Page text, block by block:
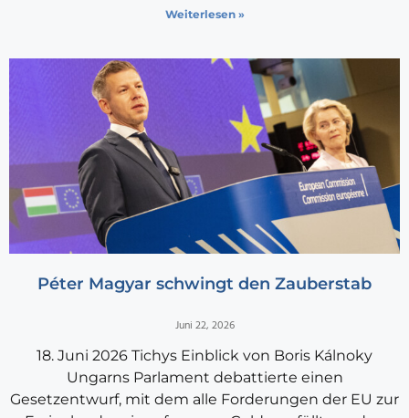
Weiterlesen »
Péter Magyar schwingt den Zauberstab
Juni 22, 2026
18. Juni 2026 Tichys Einblick von Boris Kálnoky
Ungarns Parlament debattierte einen
Gesetzentwurf, mit dem alle Forderungen der EU zur